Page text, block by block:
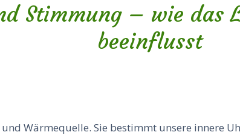
Stimmung – wie das
beeinflusst
Wärmequelle. Sie bestimmt unsere innere